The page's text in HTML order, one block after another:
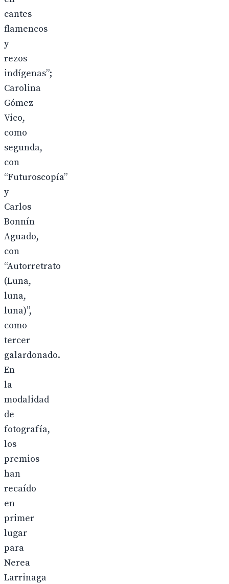
cantes
flamencos
y
rezos
indígenas”;
Carolina
Gómez
Vico,
como
segunda,
con
“Futuroscopía”
y
Carlos
Bonnín
Aguado,
con
“Autorretrato
(Luna,
luna,
luna)”,
como
tercer
galardonado.
En
la
modalidad
de
fotografía,
los
premios
han
recaído
en
primer
lugar
para
Nerea
Larrinaga